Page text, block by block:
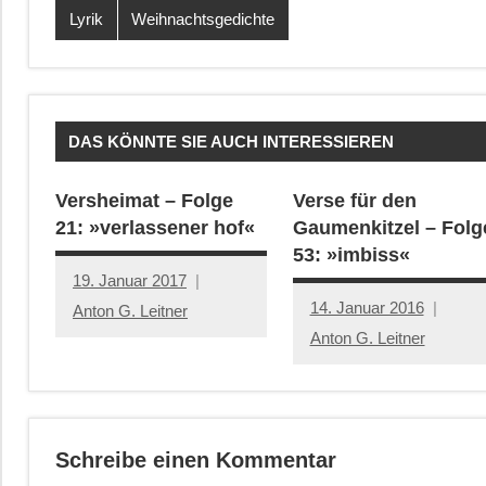
Lyrik Weihnachtsgedichte
DAS KÖNNTE SIE AUCH INTERESSIEREN
Versheimat – Folge
21: »verlassener hof«
19. Januar 2017
Anton G. Leitner
Verse für den
Gaumenkitzel –
53: »imbiss«
14. Januar 2016
Anton G. Leitner
Schreibe einen Kommentar